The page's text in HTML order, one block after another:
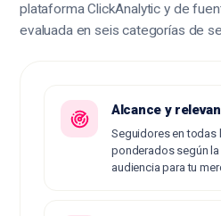
plataforma ClickAnalytic y de
evaluada en seis categorías de
Alcance y
Seguidores en todas
ponderados según la
audiencia para tu